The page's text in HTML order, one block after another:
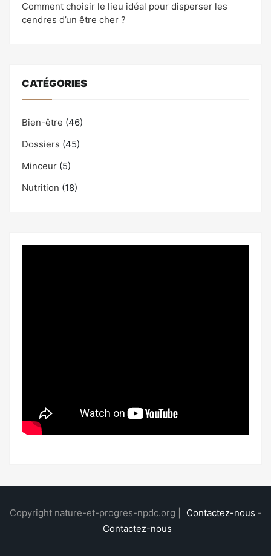
Comment choisir le lieu idéal pour disperser les
cendres d’un être cher ?
CATÉGORIES
Bien-être (46)
Dossiers (45)
Minceur (5)
Nutrition (18)
Copyright nature-et-progres-npdc.org | Contactez-nous -
Contactez-nous